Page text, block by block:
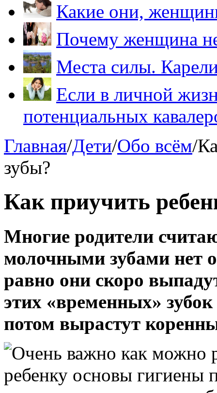
Какие они,
Почему женщина
Места силы.
Если в личной
потенциальных
Главная/Дети/Обо всём/
зубы?
Как приучить
Многие родители
молочными зубами нет
равно они скоро
этих «временных»
потом вырастут